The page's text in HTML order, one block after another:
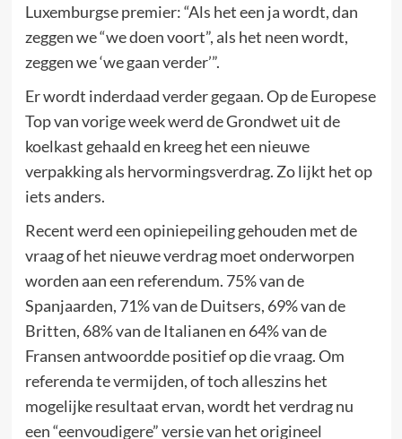
Luxemburgse premier: “Als het een ja wordt, dan
zeggen we “we doen voort”, als het neen wordt,
zeggen we ‘we gaan verder’”.
Er wordt inderdaad verder gegaan. Op de Europese
Top van vorige week werd de Grondwet uit de
koelkast gehaald en kreeg het een nieuwe
verpakking als hervormingsverdrag. Zo lijkt het op
iets anders.
Recent werd een opiniepeiling gehouden met de
vraag of het nieuwe verdrag moet onderworpen
worden aan een referendum. 75% van de
Spanjaarden, 71% van de Duitsers, 69% van de
Britten, 68% van de Italianen en 64% van de
Fransen antwoordde positief op die vraag. Om
referenda te vermijden, of toch alleszins het
mogelijke resultaat ervan, wordt het verdrag nu
een “eenvoudigere” versie van het origineel